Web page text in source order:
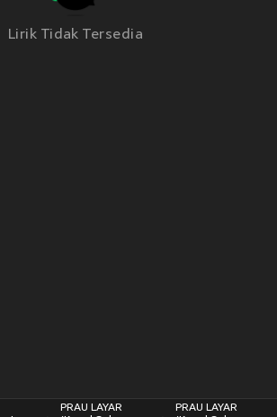
Lirik Tidak Tersedia
PRAU LAYAR
PRAU LAYAR